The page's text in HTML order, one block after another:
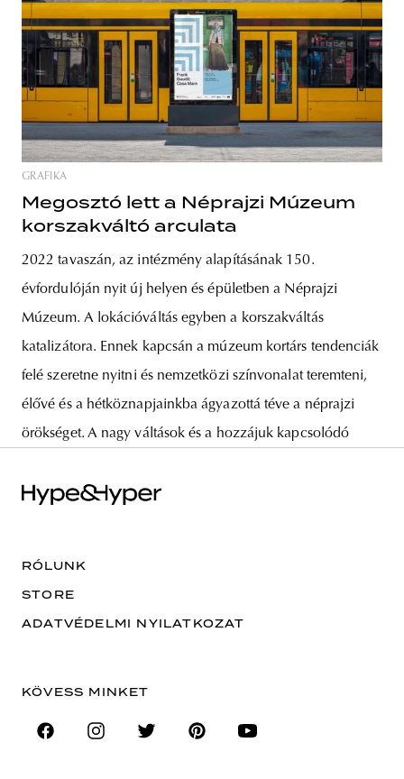
GRAFIKA
Megosztó lett a Néprajzi Múzeum
korszakváltó arculata
2022 tavaszán, az intézmény alapításának 150.
évfordulóján nyit új helyen és épületben a Néprajzi
Múzeum. A lokációváltás egyben a korszakváltás
katalizátora. Ennek kapcsán a múzeum kortárs tendenciák
felé szeretne nyitni és nemzetközi színvonalat teremteni,
élővé és a hétköznapjainkba ágyazottá téve a néprajzi
örökséget. A nagy váltások és a hozzájuk kapcsolódó
RÓLUNK
STORE
ADATVÉDELMI NYILATKOZAT
KÖVESS MINKET